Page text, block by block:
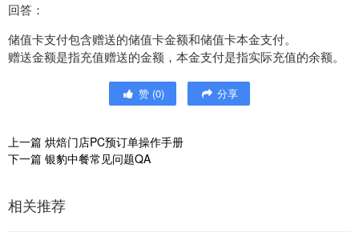
回答：
储值卡支付包含赠送的储值卡金额和储值卡本金支付。
赠送金额是指充值赠送的金额，本金支付是指实际充值的余额。
赞 (0) 分享
上一篇 烘焙门店PC预订单操作手册
下一篇 银豹中餐常见问题QA
相关推荐